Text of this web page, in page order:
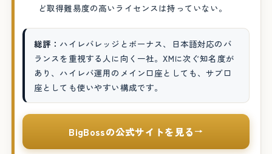
ど取得難易度の高いライセンスは持っていない。
総評： ハイレバレッジとボーナス、日本語対応のバ
ランスを重視する人に向く一社。XMに次ぐ知名度が
あり、ハイレバ運用のメイン口座としても、サブ口
座としても使いやすい構成です。
BigBossの公式サイトを見る →